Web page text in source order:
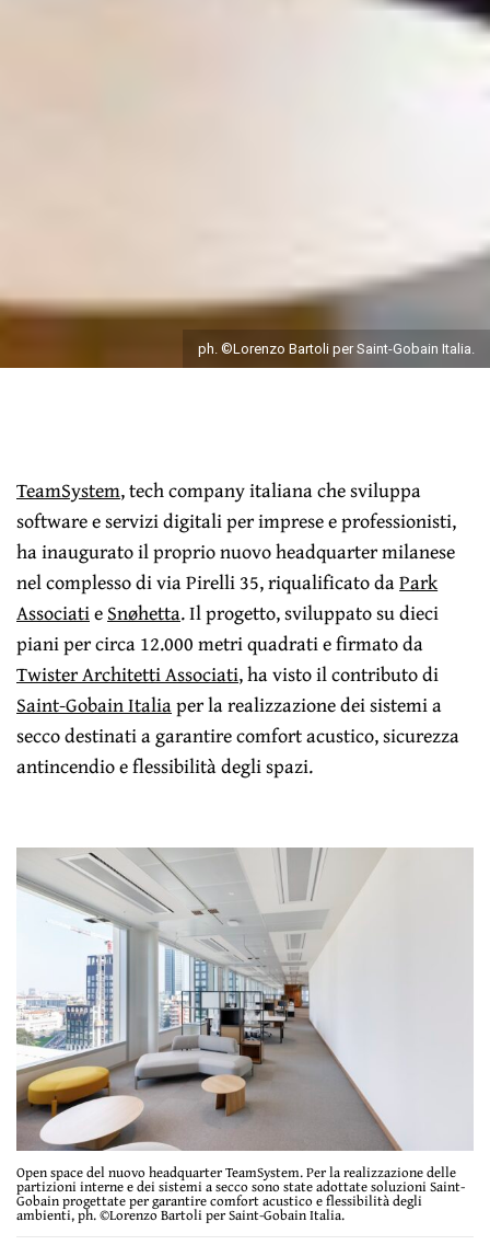
ph. ©Lorenzo Bartoli per Saint-Gobain Italia.
TeamSystem, tech company italiana che sviluppa
software e servizi digitali per imprese e professionisti,
ha inaugurato il proprio nuovo headquarter milanese
nel complesso di via Pirelli 35, riqualificato daPark
AssociatieSnøhetta. Il progetto, sviluppato su dieci
piani per circa 12.000 metri quadrati e firmato da
Twister Architetti Associati, ha visto il contributo di
Saint-Gobain Italiaper la realizzazione dei sistemi a
secco destinati a garantire comfort acustico, sicurezza
antincendio e flessibilità degli spazi.
Open space del nuovo headquarter TeamSystem. Per la realizzazione delle
partizioni interne e dei sistemi a secco sono state adottate soluzioni Saint-
Gobain progettate per garantire comfort acustico e flessibilità degli
ambienti, ph. ©Lorenzo Bartoli per Saint-Gobain Italia.